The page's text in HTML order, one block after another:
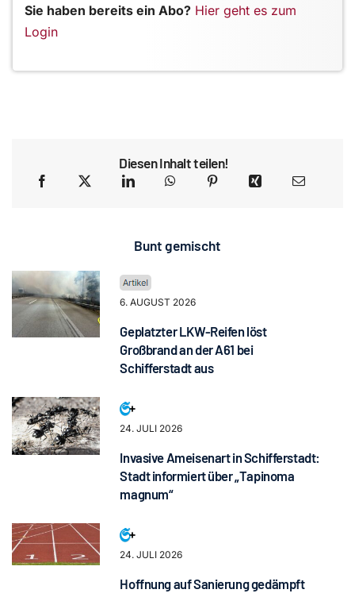
Sie haben bereits ein Abo? Hier geht es zum
Login
Diesen Inhalt teilen!
Bunt gemischt
6. AUGUST 2026
Geplatzter LKW-Reifen löst
Großbrand an der A61 bei
Schifferstadt aus
24. JULI 2026
Invasive Ameisenart in Schifferstadt:
Stadt informiert über „Tapinoma
magnum“
24. JULI 2026
Hoffnung auf Sanierung gedämpft